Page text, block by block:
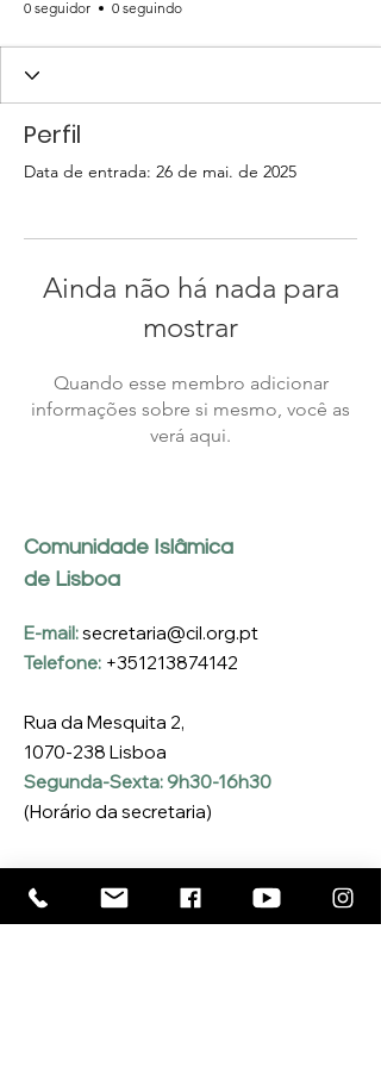
0 seguidor 0 seguindo
Perfil
Data de entrada: 26 de mai. de 2025
Ainda não há nada para
mostrar
Quando esse membro adicionar
informações sobre si mesmo, você as
verá aqui.
Comunidade Islâmica
de Lisboa
E-mail:secretaria@cil.org.pt
Telefone: +351213874142
Rua da Mesquita 2,
1070-238 Lisboa
Segunda-Sexta: 9h30-16h30
(Horário da secretaria)
Inscreva-se na nossa
Newsletter